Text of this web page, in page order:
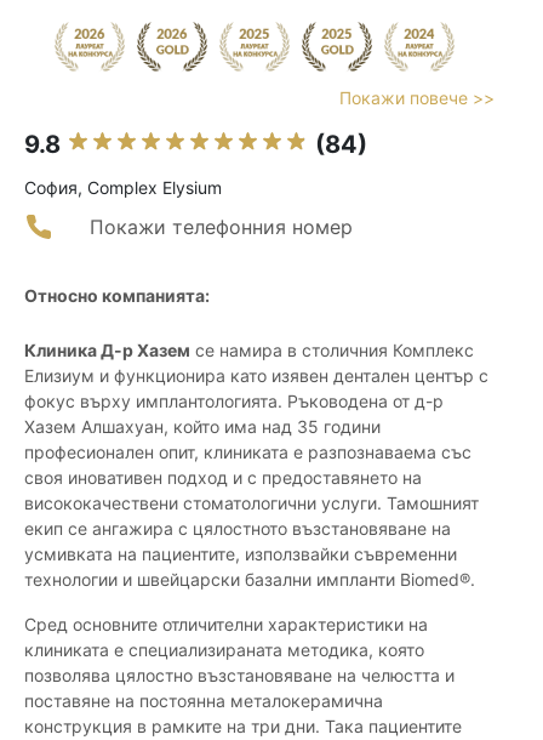
Покажи повече >>
9.8 (84)
София, Complex Elysium
Покажи телефонния номер
Относно компанията:
Клиника Д-р Хазем се намира в столичния Комплекс
Елизиум и функционира като изявен дентален център с
фокус върху имплантологията. Ръководена от д-р
Хазем Алшахуан, който има над 35 години
професионален опит, клиниката е разпознаваема със
своя иновативен подход и с предоставянето на
висококачествени стоматологични услуги. Тамошният
екип се ангажира с цялостното възстановяване на
усмивката на пациентите, използвайки съвременни
технологии и швейцарски базални импланти Biomed®.
Сред основните отличителни характеристики на
клиниката е специализираната методика, която
позволява цялостно възстановяване на челюстта и
поставяне на постоянна металокерамична
конструкция в рамките на три дни. Така пациентите